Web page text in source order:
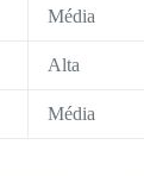
Média
Alta
Média